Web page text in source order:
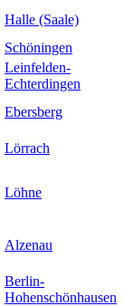
Halle (Saale)
Schöningen
Leinfelden-
Echterdingen
Ebersberg
Lörrach
Löhne
Alzenau
Berlin-
Hohenschönhausen